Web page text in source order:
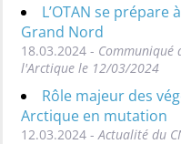
L’OTAN se prépare
Grand Nord
18.03.2024 - Communiqué
l'Arctique le 12/03/2024
Rôle majeur des
Arctique en mutation
12.03.2024 - Actualité du